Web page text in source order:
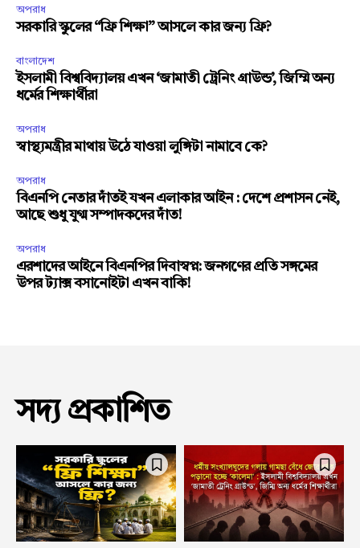
অপরাধ
সরকারি স্কুলের “ফ্রি শিক্ষা” আসলে কার জন্য ফ্রি?
বাংলাদেশ
ইসলামী বিশ্ববিদ্যালয় এখন ‘জামাতী ট্রেনিং গ্রাউন্ড’, জিম্মি অন্য
ধর্মের শিক্ষার্থীরা
অপরাধ
স্বাস্থ্যমন্ত্রীর মাথায় উঠে যাওয়া লুঙ্গিটা নামাবে কে?
অপরাধ
বিএনপি নেতার দাঁতই যখন এলাকার আইন : দেশে প্রশাসন নেই,
আছে শুধু যুগ্ম সম্পাদকদের দাঁত!
অপরাধ
এরশাদের আইনে বিএনপির দিবাস্বপ্ন: জনগণের প্রতি সঙ্গমের
উপর ট্যাক্স বসানোইটা এখন বাকি!
সদ্য প্রকাশিত